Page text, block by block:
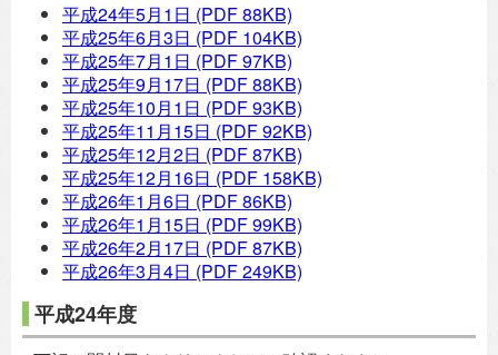
平成24年5月1日 (PDF 88KB)
平成25年6月3日 (PDF 104KB)
平成25年7月1日 (PDF 97KB)
平成25年9月17日 (PDF 88KB)
平成25年10月1日 (PDF 93KB)
平成25年11月15日 (PDF 92KB)
平成25年12月2日 (PDF 87KB)
平成25年12月16日 (PDF 158KB)
平成26年1月6日 (PDF 86KB)
平成26年1月15日 (PDF 99KB)
平成26年2月17日 (PDF 87KB)
平成26年3月4日 (PDF 249KB)
平成24年度